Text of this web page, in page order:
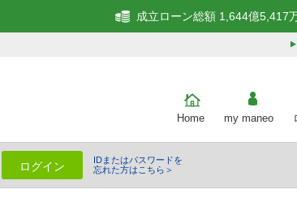
成立ローン総額 1,644億5,417
Home my maneo
ログイン
IDまたはパスワードを
忘れた方はこちら＞